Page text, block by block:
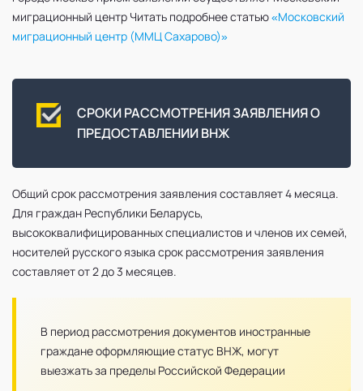
миграционный центр Читать подробнее статью«Московский
миграционный центр (ММЦ Сахарово)»
СРОКИ РАССМОТРЕНИЯ ЗАЯВЛЕНИЯ О
ПРЕДОСТАВЛЕНИИ ВНЖ
Общий срок рассмотрения заявления составляет 4 месяца.
Для граждан Республики Беларусь,
высококвалифицированных специалистов и членов их семей,
носителей русского языка срок рассмотрения заявления
составляет от 2 до 3 месяцев.
В период рассмотрения документов иностранные
граждане оформляющие статус ВНЖ, могут
выезжать за пределы Российской Федерации